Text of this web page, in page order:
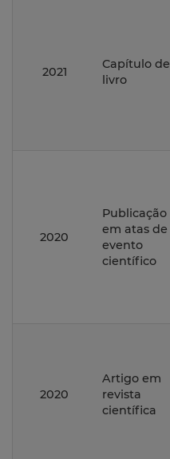
2021
Capítulo de
livro
2020
Publicação
em atas de
evento
científico
2020
Artigo em
revista
científica